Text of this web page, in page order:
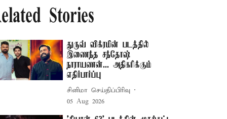
Stories
துருவ் விக்ரமின் படத்தில்
இணைந்த சந்தோஷ்
நாராயணன்... அதிகரிக்கும்
எதிர்பார்ப்பு
சினிமா செய்திப்பிரிவு
05 Aug 2026